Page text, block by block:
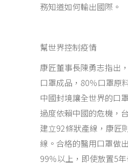
務知道如何輸出國際。
幫世界控制疫情
康匠董事長陳勇志指出
口罩成品，80％口罩原
中國封境讓全世界的口
過度依賴中國的危機，
建立92條狀產線，康匠
線。合格的醫用口罩做
99％以上，即使放置5